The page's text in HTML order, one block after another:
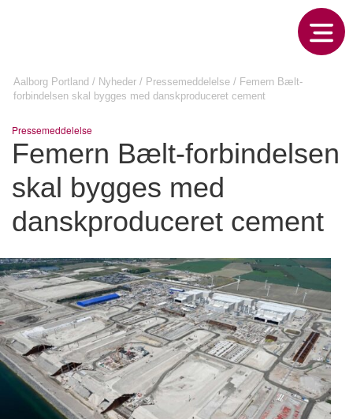
Aalborg Portland / Nyheder / Pressemeddelelse / Femern Bælt-
forbindelsen skal bygges med danskproduceret cement
Pressemeddelelse
Femern Bælt-forbindelsen
skal bygges med
danskproduceret cement